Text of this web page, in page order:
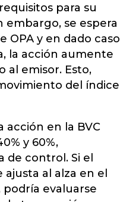
para su
embargo, se espera
OPA y en dado caso
la acción aumente
al emisor. Esto,
del índice
acción en la BVC
y 60%,
de control. Si el
al alza en el
evaluarse